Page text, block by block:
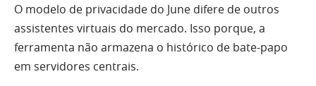
O modelo de privacidade do June difere de outros
assistentes virtuais do mercado. Isso porque, a
ferramenta não armazena o histórico de bate-papo
em servidores centrais.